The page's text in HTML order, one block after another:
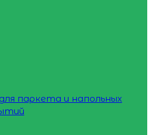
паркета и напольных